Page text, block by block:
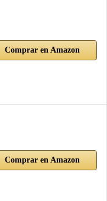
Comprar en Amazon
Comprar en Amazon